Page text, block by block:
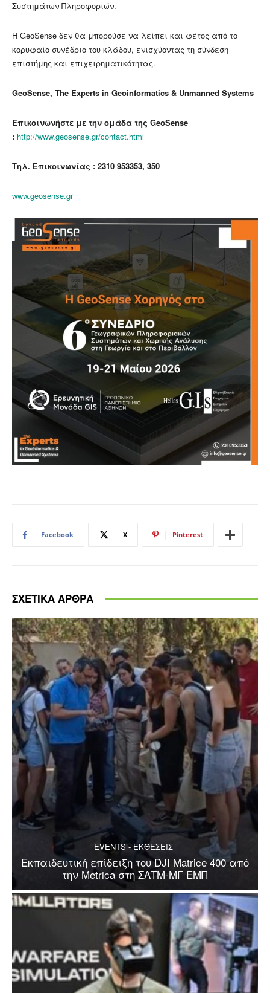
Συστημάτων Πληροφοριών.
Η GeoSense δεν θα μπορούσε να λείπει και φέτος από το
κορυφαίο συνέδριο του κλάδου, ενισχύοντας τη σύνδεση
επιστήμης και επιχειρηματικότητας.
GeoSense, The Experts in Geoinformatics & Unmanned Systems
Επικοινωνήστε με την ομάδα της GeoSense
: http://www.geosense.gr/contact.html
Τηλ. Επικοινωνίας : 2310 953353, 350
www.geosense.gr
Facebook X Pinterest
ΣΧΕΤΙΚΑ ΑΡΘΡΑ
EVENTS - ΕΚΘΕΣΕΙΣ
Εκπαιδευτική επίδειξη του DJI Matrice 400 από
την Metrica στη ΣΑΤΜ-ΜΓ ΕΜΠ